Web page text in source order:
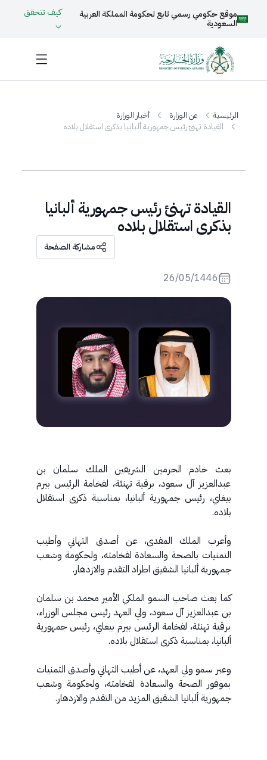
موقع حكومي رسمي تابع لحكومة المملكة العربية
السعودية
كيف تتحقق
الرئيسية عن الوزارة
أخبار الوزارة
القيادة تهنئ رئيس جمهورية ألبانيا بذكرى استقلال بلاده
القيادة تهنئ رئيس جمهورية ألبانيا
بذكرى استقلال بلاده
مشاركة الصفحة
26/05/1446
بعث خادم الحرمين الشريفين الملك سلمان بن
عبدالعزيز آل سعود، برقية تهنئة، لفخامة الرئيس بيرم
بيغاي، رئيس جمهورية ألبانيا، بمناسبة ذكرى استقلال
بلاده.
وأعرب الملك المفدى، عن أصدق التهاني وأطيب
التمنيات بالصحة والسعادة لفخامته، ولحكومة وشعب
جمهورية ألبانيا الشقيق اطراد التقدم والازدهار.
كما بعث صاحب السمو الملكي الأمير محمد بن سلمان
بن عبدالعزيز آل سعود، ولي العهد رئيس مجلس الوزراء،
برقية تهنئة، لفخامة الرئيس بيرم بيغاي، رئيس جمهورية
ألبانيا، بمناسبة ذكرى استقلال بلاده.
وعبر سمو ولي العهد، عن أطيب التهاني وأصدق التمنيات
بموفور الصحة والسعادة لفخامته، ولحكومة وشعب
جمهورية ألبانيا الشقيق المزيد من التقدم والازدهار.